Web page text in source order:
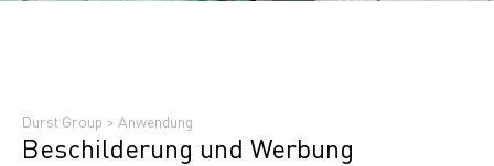
Durst Group > Anwendung
Beschilderung und Werbung